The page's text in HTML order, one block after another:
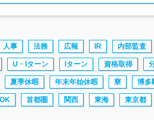
人事 法務 広報 IR 内部監査
U・Iターン Iターン 資格取得
夏季休暇 年末年始休暇 寮 博多
首都圏 関西 東海 東京都